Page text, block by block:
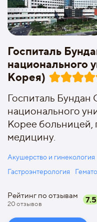
Госпиталь
национального
Корея)
Госпиталь Бундан
национального
Корее
медицину.
Акушерство и гинекология
Гастроэнтерология
Рейтинг по отзывам
20отзывов 7.5